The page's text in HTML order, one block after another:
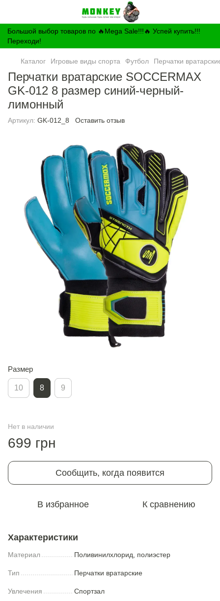
Большой выбор товаров по 🔥Mega Sale!!!🔥 Успей купить!!!
Переходи!
Каталог Игровые виды спорта Футбол Перчатки
Перчатки вратарские SOCCERMAX
GK-012 8 размер синий-черный-
лимонный
Артикул: GK-012_8 Оставить отзыв
Размер
10 8 9
Нет в наличии
699 грн
Сообщить, когда появится
В избранное К сравнению
Характеристики
Материал Поливинилхлорид, полиэстер
Тип Перчатки вратарские
Увлечения Спортзал